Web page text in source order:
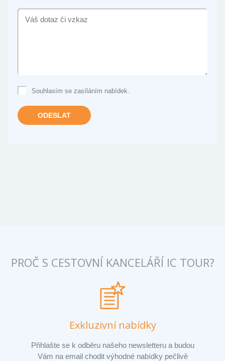
VÁŠ
DOTAZ
Souhlasím se zasíláním nabídek.
ODESLAT
PROČ S CESTOVNÍ KANCELÁŘÍ IC TOUR?
Exkluzivní nabídky
Přihlašte se k odběru našeho newsletteru a budou
Vám na email chodit výhodné nabídky pečlivě